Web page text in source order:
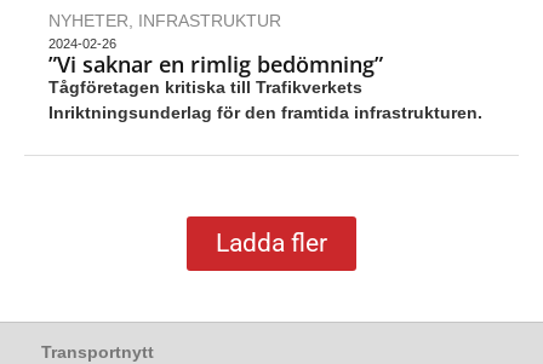
NYHETER, INFRASTRUKTUR
2024-02-26
”Vi saknar en rimlig bedömning”
Tågföretagen kritiska till Trafikverkets
Inriktningsunderlag för den framtida infrastrukturen.
Ladda fler
Transportnytt